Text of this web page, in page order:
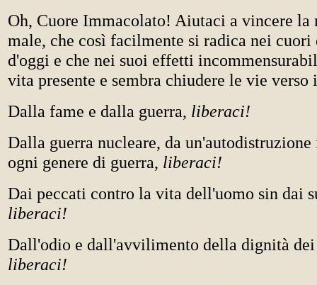
Oh, Cuore Immacolato! Aiutaci a vincere la
male, che così facilmente si radica nei
d'oggi e che nei suoi effetti
vita presente e sembra chiudere le vie
Dalla fame e dalla guerra, liberaci!
Dalla guerra nucleare, da
ogni genere di guerra, liberaci!
Dai peccati contro la vita dell'uomo sin dai
liberaci!
Dall'odio e dall'avvilimento della dignità
liberaci!